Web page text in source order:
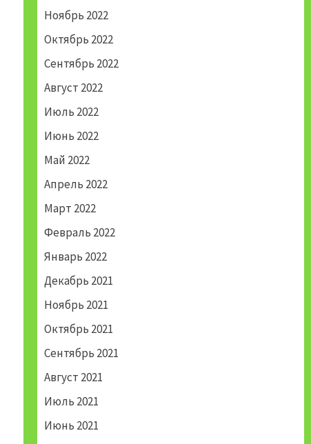
Ноябрь 2022
Октябрь 2022
Сентябрь 2022
Август 2022
Июль 2022
Июнь 2022
Май 2022
Апрель 2022
Март 2022
Февраль 2022
Январь 2022
Декабрь 2021
Ноябрь 2021
Октябрь 2021
Сентябрь 2021
Август 2021
Июль 2021
Июнь 2021